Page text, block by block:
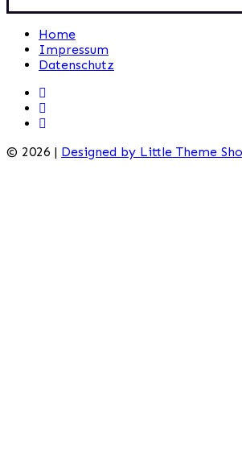
Home
Impressum
Datenschutz
© 2026 | Designed by Little Theme